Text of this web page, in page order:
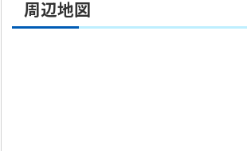
周辺地図